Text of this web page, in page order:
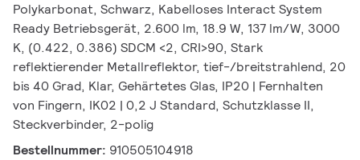
Polykarbonat, Schwarz, Kabelloses Interact System
Ready Betriebsgerät, 2.600 lm, 18.9 W, 137 lm/W, 3000
K, (0.422, 0.386) SDCM <2, CRI>90, Stark
reflektierender Metallreflektor, tief-/breitstrahlend, 20
bis 40 Grad, Klar, Gehärtetes Glas, IP20 | Fernhalten
von Fingern, IK02 | 0,2 J Standard, Schutzklasse II,
Steckverbinder, 2-polig
Bestellnummer: 910505104918